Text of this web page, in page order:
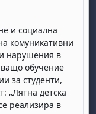
и социална
комуникативни
нарушения в
обучение
за студенти,
„Лятна детска
реализира в